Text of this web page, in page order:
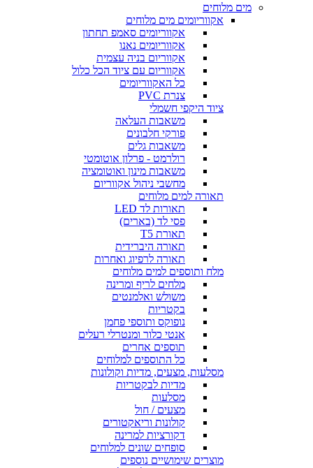
מים מלוחים
אקווריומים מים מלוחים
אקווריומים סאמפ תחתון
אקווריומים נאנו
אקווריום בניה עצמית
אקווריום עם ציוד הכל כלול
כל האקווריומים
צנרת PVC
ציוד היקפי חשמלי
משאבות העלאה
פורקי חלבונים
משאבות גלים
רולרמט - פרלון אוטומטי
משאבות מינון ואוטומציה
מחשבי ניהול אקווריום
תאורה למים מלוחים
תאורות לד LED
פסי לד (בארים)
תאורת T5
תאורה היברידית
תאורה לרפיוג ואחרות
מלח ותוספים למים מלוחים
מלחים לריף ומרינה
משולש ואלמנטים
בקטריות
נופוקס ותוספי פחמן
אנטי כלור ומנטרלי רעלים
תוספים אחרים
כל התוספים למלוחים
מסלעות, מצעים, מדיות וקולונות
מדיות לבקטריות
מסלעות
מצעים / חול
קולונות וריאקטורים
דקורציות למרינה
סופחים שונים למלוחים
מוצרים שימושיים נוספים